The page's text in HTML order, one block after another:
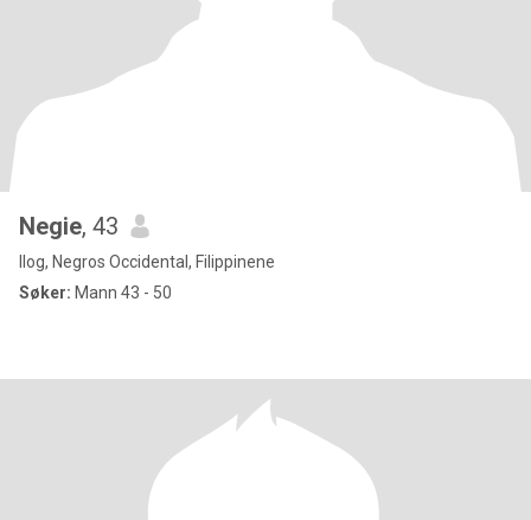
Negie, 43
Ilog, Negros Occidental, Filippinene
Søker: Mann 43 - 50